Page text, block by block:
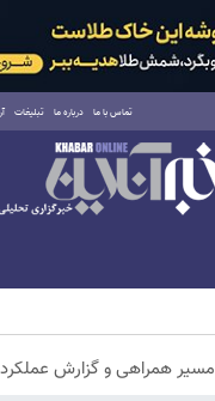
تماس با ما درباره ما تبلیغات
پنجشنبه ۱۵ مرداد ۱۴۰۵
مسیر همراهی و گزارش عملکرد